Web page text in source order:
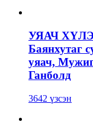
УЯАЧ
Баянхутаг
уяач,
Ганболд
3642 үзсэн